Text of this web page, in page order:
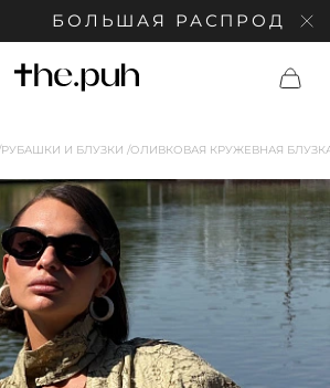
БОЛЬШАЯ РАСПРОДАЖА:
РУБАШКИ И БЛУЗКИ ОЛИВКОВАЯ КРУЖЕВНАЯ